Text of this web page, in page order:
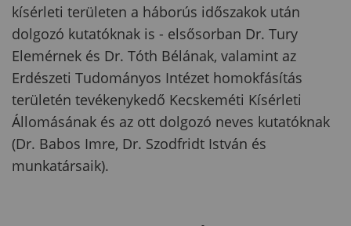
kísérleti területen a háborús időszakok után
dolgozó kutatóknak is - elsősorban Dr. Tury
Elemérnek és Dr. Tóth Bélának, valamint az
Erdészeti Tudományos Intézet homokfásítás
területén tevékenykedő Kecskeméti Kísérleti
Állomásának és az ott dolgozó neves kutatóknak
(Dr. Babos Imre, Dr. Szodfridt István és
munkatársaik).